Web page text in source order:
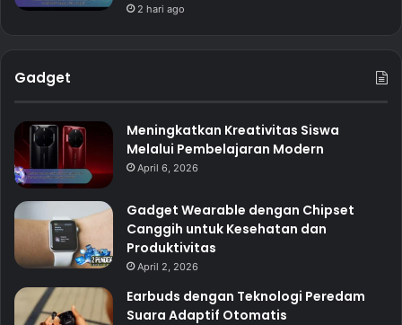
2 hari ago
Gadget
Meningkatkan Kreativitas Siswa
Melalui Pembelajaran Modern
April 6, 2026
Gadget Wearable dengan Chipset
Canggih untuk Kesehatan dan
Produktivitas
April 2, 2026
Earbuds dengan Teknologi Peredam
Suara Adaptif Otomatis